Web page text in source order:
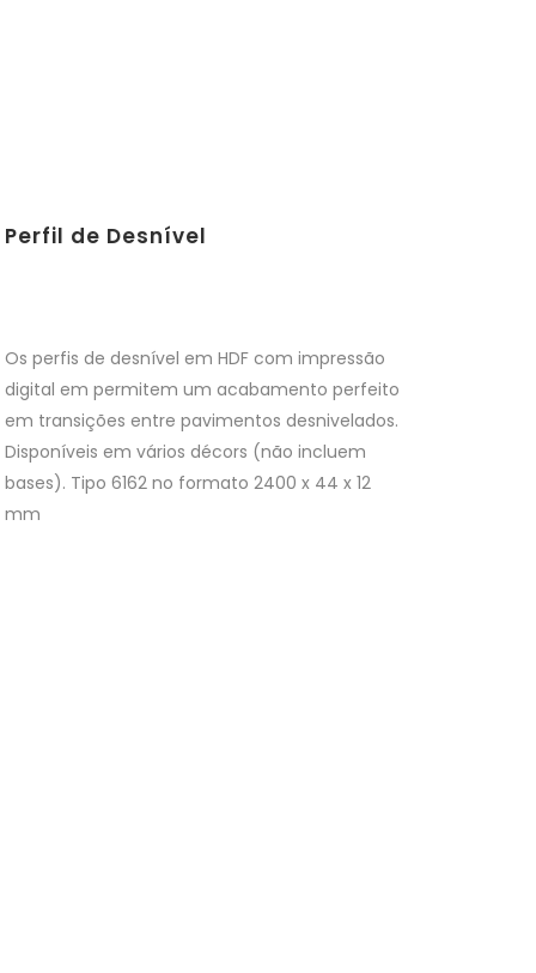
Perfil de Desnível
Os perfis de desnível em HDF com impressão
digital em permitem um acabamento perfeito
em transições entre pavimentos desnivelados.
Disponíveis em vários décors (não incluem
bases). Tipo 6162 no formato 2400 x 44 x 12
mm